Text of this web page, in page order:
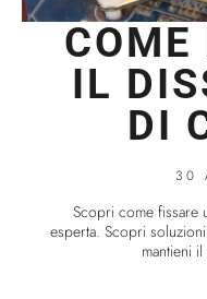
COME
IL
DI
30
Scopri come fissare
esperta. Scopri
mantieni